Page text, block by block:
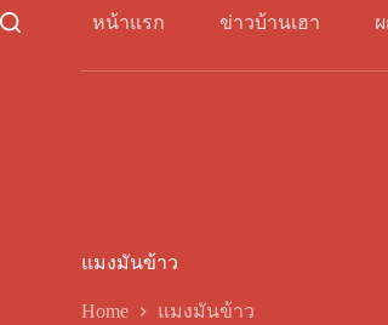
หน้าแรก ข่าวบ้านเฮา
แมงมันข้าว
Home แมงมันข้าว